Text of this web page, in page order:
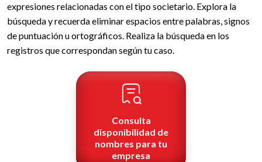
expresiones relacionadas con el tipo societario. Explora la
búsqueda y recuerda eliminar espacios entre palabras, signos
de puntuación u ortográficos. Realiza la búsqueda en los
registros que correspondan según tu caso.
Consulta
disponibilidad de
nombres para tu
empresa